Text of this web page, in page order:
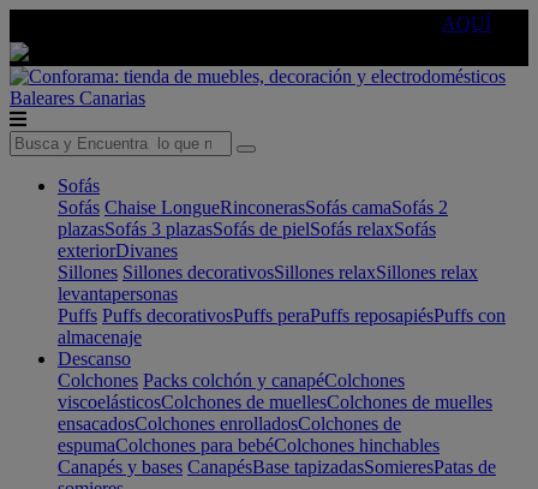
AQUÍ
Baleares Canarias
Sofás
Sofás Chaise LongueRinconerasSofás camaSofás 2
plazasSofás 3 plazasSofás de pielSofás relaxSofás
exteriorDivanes
Sillones Sillones decorativosSillones relaxSillones relax
levantapersonas
Puffs Puffs decorativosPuffs peraPuffs reposapiésPuffs con
almacenaje
Descanso
Colchones Packs colchón y canapéColchones
viscoelásticosColchones de muellesColchones de muelles
ensacadosColchones enrolladosColchones de
espumaColchones para bebéColchones hinchables
Canapés y bases CanapésBase tapizadasSomieresPatas de